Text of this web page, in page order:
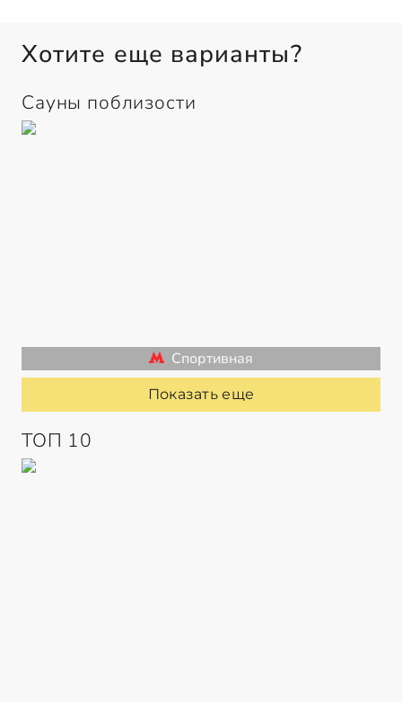
Хотите еще варианты?
Сауны поблизости
Спортивная
Показать еще
ТОП 10